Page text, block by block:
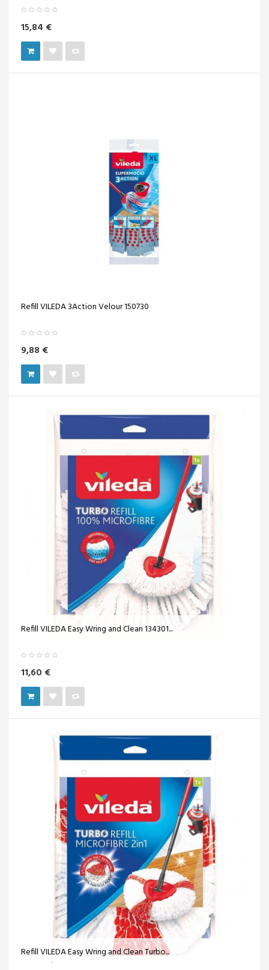
15,84 €
Refill VILEDA 3Action Velour 150730
9,88 €
Refill VILEDA Easy Wring and Clean 134301...
11,60 €
Refill VILEDA Easy Wring and Clean Turbo...